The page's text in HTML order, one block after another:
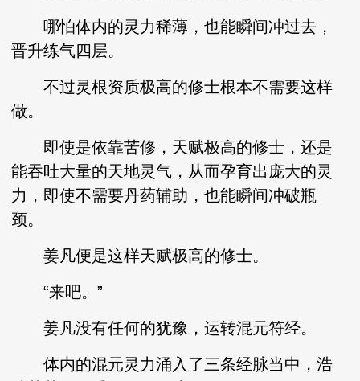
哪怕体内的灵力稀薄，也能瞬间冲过去，
晋升练气四层。
不过灵根资质极高的修士根本不需要这样
做。
即使是依靠苦修，天赋极高的修士，还是
能吞吐大量的天地灵气，从而孕育出庞大的灵
力，即使不需要丹药辅助，也能瞬间冲破瓶
颈。
姜凡便是这样天赋极高的修士。
“来吧。”
姜凡没有任何的犹豫，运转混元符经。
体内的混元灵力涌入了三条经脉当中，浩